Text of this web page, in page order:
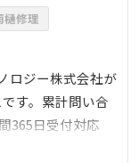
樋修理
ロジー株式会社が
す。累計問い合
365日受付対応
します。料金は